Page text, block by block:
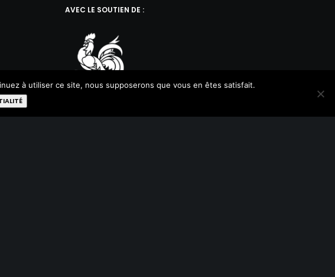
AVEC LE SOUTIEN DE :
à utiliser ce site, nous supposerons que vous en êtes satisfait.